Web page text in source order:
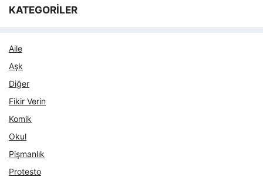
KATEGORİLER
Aile
Aşk
Diğer
Fikir Verin
Komik
Okul
Pişmanlık
Protesto